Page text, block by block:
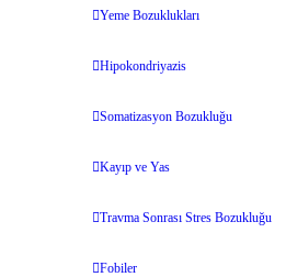
Yeme Bozuklukları
Hipokondriyazis
Somatizasyon Bozukluğu
Kayıp ve Yas
Travma Sonrası Stres Bozukluğu
Fobiler